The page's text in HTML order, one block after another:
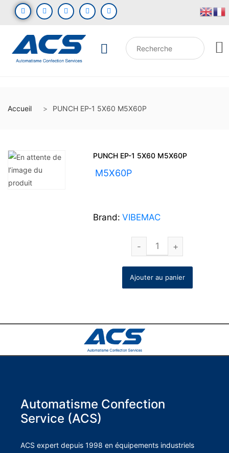
Accueil PUNCH EP-1 5X60 M5X60P
PUNCH EP-1 5X60 M5X60P
M5X60P
Brand: VIBEMAC
Ajouter au panier
Automatisme Confection
Service (ACS)
ACS expert depuis 1998 en équipements industriels